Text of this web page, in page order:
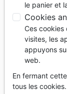
Matthieu
Matthieu
docteur en
Sorbonne)
élève de
le panier et
Cookies
Ces cookies
visites, les
appuyons
web.
En fermant
tous les cookies.